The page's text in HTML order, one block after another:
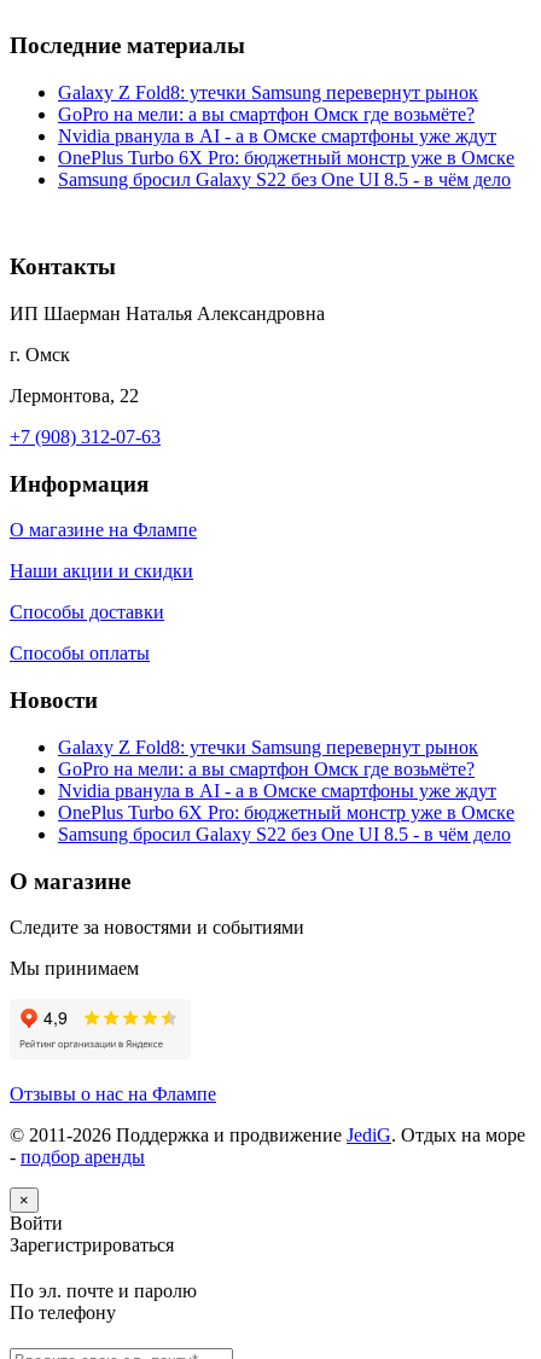
Последние материалы
Galaxy Z Fold8: утечки Samsung перевернут рынок
GoPro на мели: а вы смартфон Омск где возьмёте?
Nvidia рванула в AI - а в Омске смартфоны уже ждут
OnePlus Turbo 6X Pro: бюджетный монстр уже в Омске
Samsung бросил Galaxy S22 без One UI 8.5 - в чём дело
Контакты
ИП Шаерман Наталья Александровна
г. Омск
Лермонтова, 22
+7 (908) 312-07-63
Информация
О магазине на Флампе
Наши акции и скидки
Способы доставки
Способы оплаты
Новости
Galaxy Z Fold8: утечки Samsung перевернут рынок
GoPro на мели: а вы смартфон Омск где возьмёте?
Nvidia рванула в AI - а в Омске смартфоны уже ждут
OnePlus Turbo 6X Pro: бюджетный монстр уже в Омске
Samsung бросил Galaxy S22 без One UI 8.5 - в чём дело
О магазине
Следите за новостями и событиями
Мы принимаем
Отзывы о нас на Флампе
© 2011-2026 Поддержка и продвижение JediG. Отдых на море
- подбор аренды
×
Войти
Зарегистрироваться
По эл. почте и паролю
По телефону